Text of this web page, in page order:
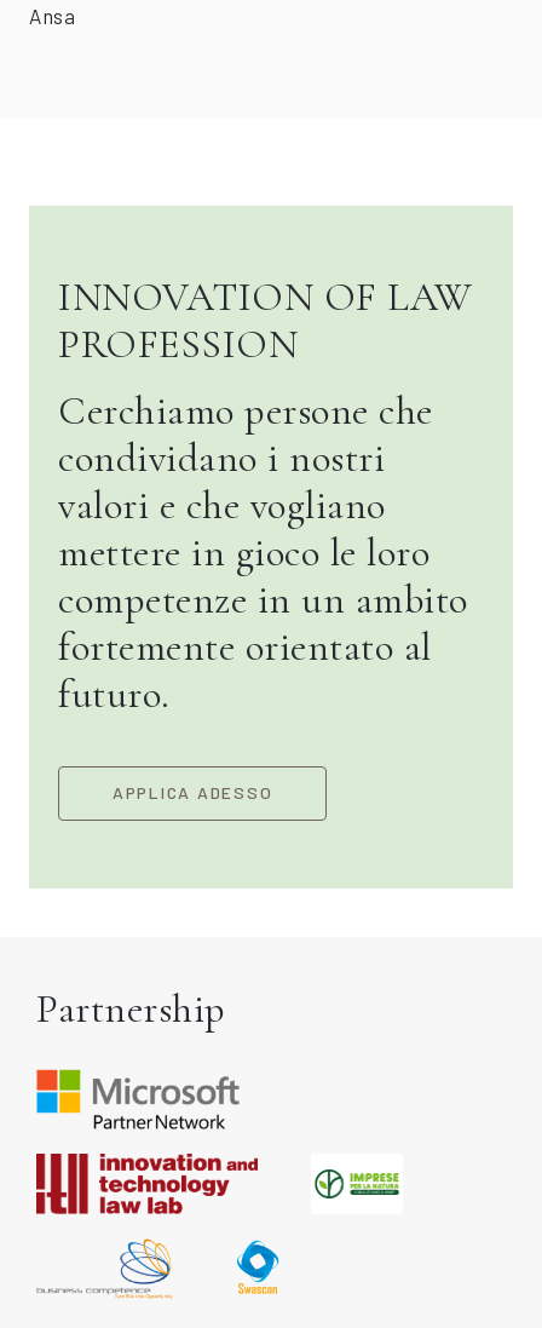
Ansa
INNOVATION OF LAW
PROFESSION
Cerchiamo persone che
condividano i nostri
valori e che vogliano
mettere in gioco le loro
competenze in un ambito
fortemente orientato al
futuro.
APPLICA ADESSO
Partnership